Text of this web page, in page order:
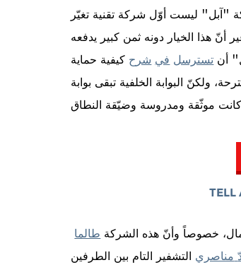
"آبل" ليست أوّل شركة تقنية تغيّر
أنّ هذا الخيار دونه ثمن كبير يدفعه
أن تسترسل في شرح كيفية حماية
ولكنّ البوابة الخلفية تبقى بوابة
TELL
خصوصاً وأنّ هذه الشركة طالما
ّ مناصري التشفير التام بين الطرفين (end-to-end encryption)، للأسباب نفسها التي